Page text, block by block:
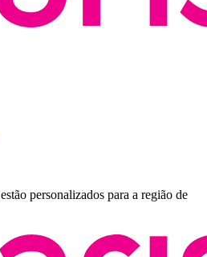
estão personalizados para a região de